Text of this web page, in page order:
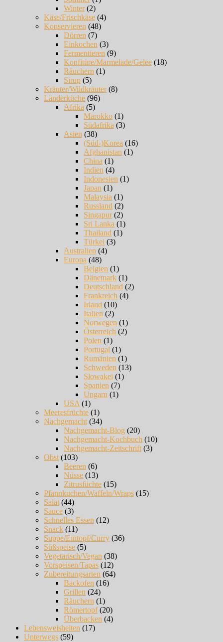
Winter(2)
Käse/Frischkäse (4)
Konservieren (48)
Dörren (7)
Einkochen (3)
Fermentieren (9)
Konfitüre/Marmelade/Gelee (18)
Räuchern (1)
Sirup (5)
Kräuter/Wildkräuter(8)
Länderküche (96)
Afrika (5)
Marokko (1)
Südafrika (3)
Asien (38)
(Süd-)Korea (16)
Afghanistan (1)
China (1)
Indien (4)
Indonesien (1)
Japan (1)
Malaysia (1)
Russland (2)
Singapur(2)
Sri Lanka (1)
Thailand (1)
Türkei (3)
Australien (4)
Europa (48)
Belgien (1)
Dänemark (1)
Deutschland (2)
Frankreich (4)
Irland (10)
Italien (2)
Norwegen (1)
Österreich (2)
Polen (1)
Portugal (1)
Rumänien (1)
Schweden (13)
Slowakei (1)
Spanien (7)
Ungarn (1)
USA (1)
Meeresfrüchte (1)
Nachgemacht (34)
Nachgemacht-Blog (20)
Nachgemacht-Kochbuch (10)
Nachgemacht-Zeitschrift (3)
Obst (103)
Beeren (6)
Nüsse (13)
Zitrusfüchte (15)
Pfannkuchen/Waffeln/Wraps (15)
Salat (44)
Sauce (3)
Schnelles Essen (12)
Snack (11)
Suppe/Eintopf/Curry (36)
Süßspeise (5)
Vegetarisch/Vegan (38)
Vorspeisen/Tapas (12)
Zubereitungsarten (64)
Backofen (16)
Grillen (24)
Räuchern (1)
Römertopf(20)
Überbacken (4)
Lebensweisheiten (17)
Unterwegs (59)